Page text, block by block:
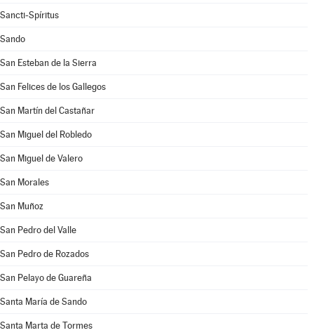
Sancti-Spíritus
Sando
San Esteban de la Sierra
San Felices de los Gallegos
San Martín del Castañar
San Miguel del Robledo
San Miguel de Valero
San Morales
San Muñoz
San Pedro del Valle
San Pedro de Rozados
San Pelayo de Guareña
Santa María de Sando
Santa Marta de Tormes